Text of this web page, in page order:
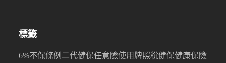
標籤
6%不保條例 二代健保任意險使用牌照稅健保健康保險